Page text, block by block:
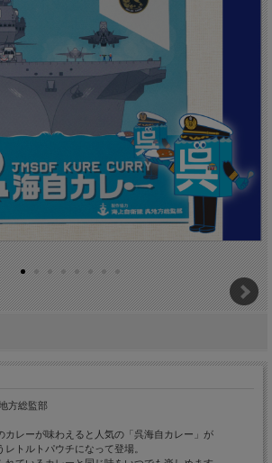
方総監部
カレーが味わえると人気の「呉海自カレー」が
トルトパウチになって登場。